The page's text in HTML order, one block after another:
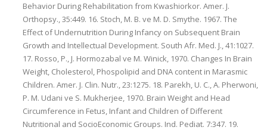
Behavior During Rehabilitation from Kwashiorkor. Amer. J.
Orthopsy., 35:449. 16. Stoch, M. B. ve M. D. Smythe. 1967. The
Effect of Undernutrition During Infancy on Subsequent Brain
Growth and Intellectual Development. South Afr. Med. J., 41:1027.
17. Rosso, P., J. Hormozabal ve M. Winick, 1970. Changes In Brain
Weight, Cholesterol, Phospolipid and DNA content in Marasmic
Children. Amer. J. Clin. Nutr., 23:1275. 18. Parekh, U. C., A. Pherwoni,
P. M. Udani ve S. Mukherjee, 1970. Brain Weight and Head
Circumference in Fetus, Infant and Children of Different
Nutritional and SocioEconomic Groups. Ind. Pediat. 7:347. 19.